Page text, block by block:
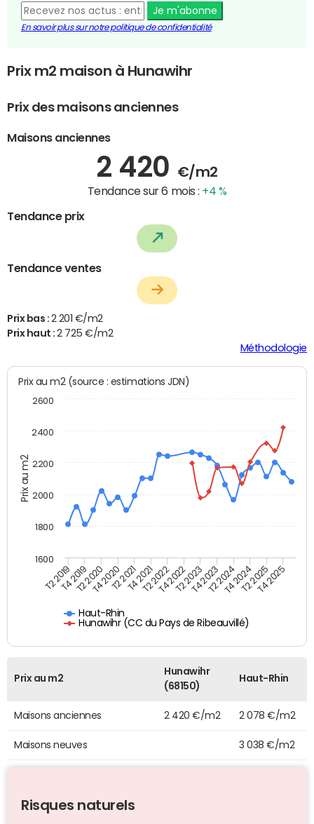
Je m'abonne
En savoir plus sur notre politique de confidentialité
Prix m2 maison à Hunawihr
Prix des maisons anciennes
Maisons anciennes
2 420 €/m2
Tendance sur 6 mois : +4 %
Tendance prix
Tendance ventes
Prix bas : 2 201 €/m2
Prix haut :2 725 €/m2
Méthodologie
Prix au m2
Prix au m2 (source : estimations JDN)
Haut-Rhin
Hunawihr (CC du Pays de Ribeauvillé)
T2 2019T4 2019T2 2020T4 2020T2 2021T4 2021T2 2022T4 2022T2 2023T4 2023T2 2024T4 2024T2 2025T4 2025
1600
1800
2000
2200
2400
2600
Prix au m2
Hunawihr
(68150)
Haut-Rhin
Maisons anciennes 2 420 €/m2 2 078 €/m2
Maisons neuves 3 038 €/m2
Risques naturels